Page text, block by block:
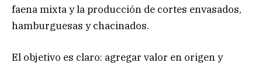
faena mixta y la producción de cortes envasados,
hamburguesas y chacinados.
El objetivo es claro: agregar valor en origen y